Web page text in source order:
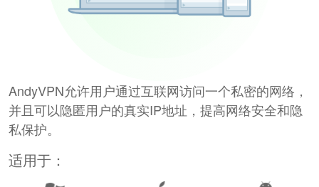
AndyVPN允许用户通过互联网访问一个私密的网络，
并且可以隐匿用户的真实IP地址，提高网络安全和隐
私保护。
适用于：